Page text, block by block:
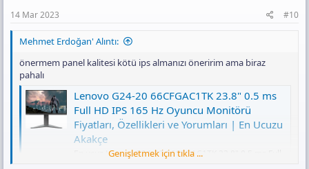
14 Mar 2023 #10
Mehmet Erdoğan' Alıntı:
önermem panel kalitesi kötü ips almanızı öneririm ama biraz
pahalı
Lenovo G24-20 66CFGAC1TK 23.8" 0.5 ms
Full HD IPS 165 Hz Oyuncu Monitörü
Fiyatları, Özellikleri ve Yorumları | En Ucuzu
Akakçe
En ucuz Lenovo G24-20 66CFGAC1TK 23.8" 0.5 ms Full
Genişletmek için tıkla ...